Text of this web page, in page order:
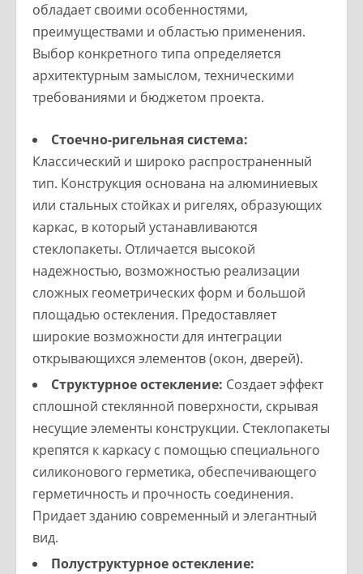
обладает своими особенностями,
преимуществами и областью применения.
Выбор конкретного типа определяется
архитектурным замыслом, техническими
требованиями и бюджетом проекта.
Стоечно-ригельная система:
Классический и широко распространенный
тип. Конструкция основана на алюминиевых
или стальных стойках и ригелях, образующих
каркас, в который устанавливаются
стеклопакеты. Отличается высокой
надежностью, возможностью реализации
сложных геометрических форм и большой
площадью остекления. Предоставляет
широкие возможности для интеграции
открывающихся элементов (окон, дверей).
Структурное остекление: Создает эффект
сплошной стеклянной поверхности, скрывая
несущие элементы конструкции. Стеклопакеты
крепятся к каркасу с помощью специального
силиконового герметика, обеспечивающего
герметичность и прочность соединения.
Придает зданию современный и элегантный
вид.
Полуструктурное остекление: